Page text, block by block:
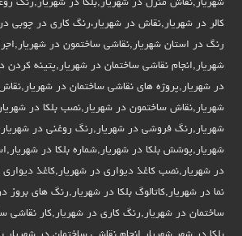
شهریار,نقاش منزل در شهریار,بلکا در شهریار,رنگ
کالر در شهریار,نقاش در شهریار،رنگ کاری در چوبی
رنگ در استان شهریار,نقاشی ساختمون در
شهریار,انجام نقاشی ساختمان در شهریار,پتینه کردن
در شهریار,پروژه های نقاشی ساختمان در
شهریار,نقاش ساختمون در شهریار,نصب بلکا در
شهریار,رنگ فروشی در شهریار,رنگ روغنی در
شهریار,پوشش بلکا در شهریار,شماره بلکا در
در شهریار,نصب کاغذ دیواری در شهریار,کاغذ
نما در شهریار,کاتالوگ بلکا در شهریار,رنگ های
ساختمان در شهریار,رنگ کاری در شهریار,کار نقاشی